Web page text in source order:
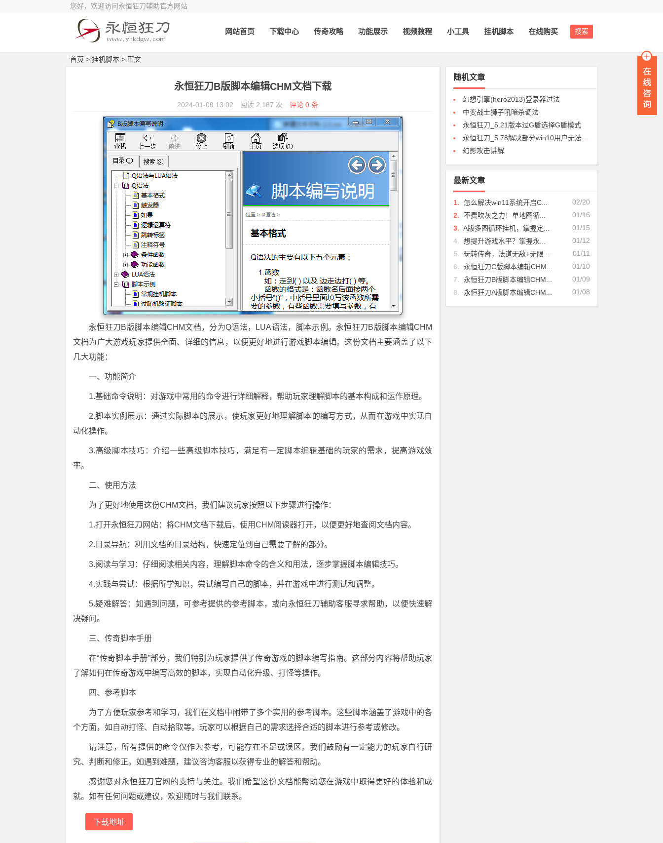
您好，欢迎访问永恒狂刀辅助官方网站
搜索
网站首页 下载中心 传奇攻略 功能展示 视频教程 小工具 挂机脚本 在线购买
首页 > 挂机脚本 > 正文
永恒狂刀B版脚本编辑CHM文档下载
2024-01-09 13:02 阅读 2,187 次 评论 0 条
永恒狂刀B版脚本编辑CHM文档，分为Q语法，LUA语法，脚本示例。永恒狂刀B版脚本编辑CHM
文档为广大游戏玩家提供全面、详细的信息，以便更好地进行游戏脚本编辑。这份文档主要涵盖了以下
几大功能：
一、功能简介
1.基础命令说明：对游戏中常用的命令进行详细解释，帮助玩家理解脚本的基本构成和运作原理。
2.脚本实例展示：通过实际脚本的展示，使玩家更好地理解脚本的编写方式，从而在游戏中实现自
动化操作。
3.高级脚本技巧：介绍一些高级脚本技巧，满足有一定脚本编辑基础的玩家的需求，提高游戏效
率。
二、使用方法
为了更好地使用这份CHM文档，我们建议玩家按照以下步骤进行操作：
1.打开永恒狂刀网站：将CHM文档下载后，使用CHM阅读器打开，以便更好地查阅文档内容。
2.目录导航：利用文档的目录结构，快速定位到自己需要了解的部分。
3.阅读与学习：仔细阅读相关内容，理解脚本命令的含义和用法，逐步掌握脚本编辑技巧。
4.实践与尝试：根据所学知识，尝试编写自己的脚本，并在游戏中进行测试和调整。
5.疑难解答：如遇到问题，可参考提供的参考脚本，或向永恒狂刀辅助客服寻求帮助，以便快速解
决疑问。
三、传奇脚本手册
在“传奇脚本手册”部分，我们特别为玩家提供了传奇游戏的脚本编写指南。这部分内容将帮助玩家
了解如何在传奇游戏中编写高效的脚本，实现自动化升级、打怪等操作。
四、参考脚本
为了方便玩家参考和学习，我们在文档中附带了多个实用的参考脚本。这些脚本涵盖了游戏中的各
个方面，如自动打怪、自动拾取等。玩家可以根据自己的需求选择合适的脚本进行参考或修改。
请注意，所有提供的命令仅作为参考，可能存在不足或误区。我们鼓励有一定能力的玩家自行研
究、判断和修正。如遇到难题，建议咨询客服以获得专业的解答和帮助。
感谢您对永恒狂刀官网的支持与关注。我们希望这份文档能帮助您在游戏中取得更好的体验和成
就。如有任何问题或建议，欢迎随时与我们联系。
下载地址
随机文章
幻想引擎(hero2013)登录器过法
中变战士狮子吼暗杀调法
永恒狂刀_5.21版本过G盾选择G盾模式
永恒狂刀_5.78解决部分win10用户无法使用的BUG问题
幻影攻击讲解
最新文章
02/20
1.
怎么解决win11系统开启C...
01/16
2.
不费吹灰之力！单地图循...
01/15
3. A版多图循环挂机，掌握定...
01/12
4.
想提升游戏水平？掌握永...
01/11
5.
玩转传奇，法道无敌+无限...
01/10
6.
永恒狂刀C版脚本编辑CHM...
01/09
7.
永恒狂刀B版脚本编辑CHM...
01/08
8. 永恒狂刀A版脚本编辑CHM...